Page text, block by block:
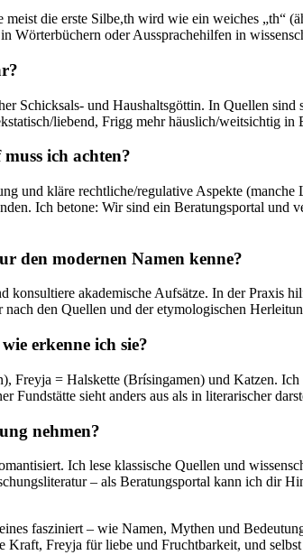
⁣die erste Silbe,th wird wie ein⁣ weiches „th“⁤
Wörterbüchern oder Aussprachehilfen in
Schicksals‑ und Haushaltsgöttin. In Quellen sind
liebend,​ Frigg mehr häuslich/weitsichtig in
ich achten?
und kläre rechtliche/regulative Aspekte (manche‍
Ich betone: Wir​ sind ein Beratungsportal ⁣und
den modernen Namen kenne?
akademische Aufsätze. In der Praxis
den Quellen und ⁤der etymologischen
erkenne ich sie?
= Halskette ‍(Brísingamen) und Katzen. Ich
sieht anders‌ aus als in literarischer​
nehmen?
‍Ich lese klassische Quellen und
– als ⁣Beratungsportal‍ kann ich dir
fasziniert – wie Namen, Mythen und
Freyja für ‍liebe und Fruchtbarkeit,‌ und